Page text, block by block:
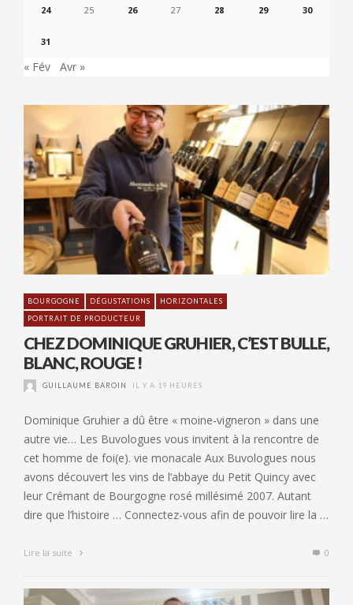
24 25 26 27 28 29 30
31
« Fév Avr »
BOURGOGNE DÉGUSTATIONS
HORIZONTALES
PORTRAIT DE PRODUCTEUR
CHEZ DOMINIQUE GRUHIER, C’EST BULLE,
BLANC, ROUGE !
GUILLAUME BAROIN IL Y A 19 HEURES
Dominique Gruhier a dû être « moine-vigneron » dans une
autre vie… Les Buvologues vous invitent à la rencontre de
cet homme de foi(e). vie monacale Aux Buvologues nous
avons découvert les vins de l’abbaye du Petit Quincy avec
leur Crémant de Bourgogne rosé millésimé 2007. Autant
dire que l’histoire … Connectez-vous afin de pouvoir lire la …
Lire la suite 0